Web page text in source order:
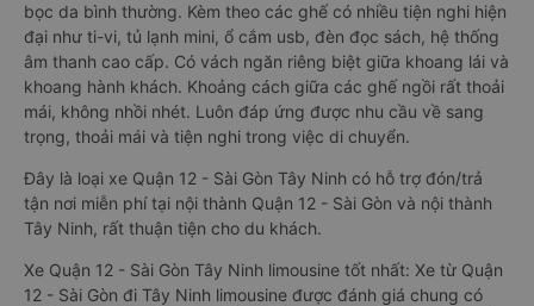
bọc da bình thường. Kèm theo các ghế có nhiều tiện nghi hiện
đại như ti-vi, tủ lạnh mini, ổ cắm usb, đèn đọc sách, hệ thống
âm thanh cao cấp. Có vách ngăn riêng biệt giữa khoang lái và
khoang hành khách. Khoảng cách giữa các ghế ngồi rất thoải
mái, không nhồi nhét. Luôn đáp ứng được nhu cầu về sang
trọng, thoải mái và tiện nghi trong việc di chuyển.
Đây là loại xe Quận 12 - Sài Gòn Tây Ninh có hỗ trợ đón/trả
tận nơi miễn phí tại nội thành Quận 12 - Sài Gòn và nội thành
Tây Ninh, rất thuận tiện cho du khách.
Xe Quận 12 - Sài Gòn Tây Ninh limousine tốt nhất: Xe từ Quận
12 - Sài Gòn đi Tây Ninh limousine được đánh giá chung có